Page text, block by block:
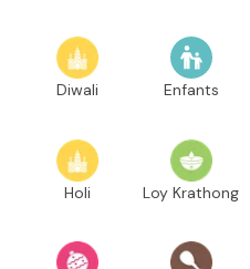
Diwali Enfants
Holi Loy Krathong